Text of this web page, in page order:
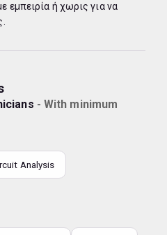
εμπειρία ή χωρις για να
- With minimum
Analysis